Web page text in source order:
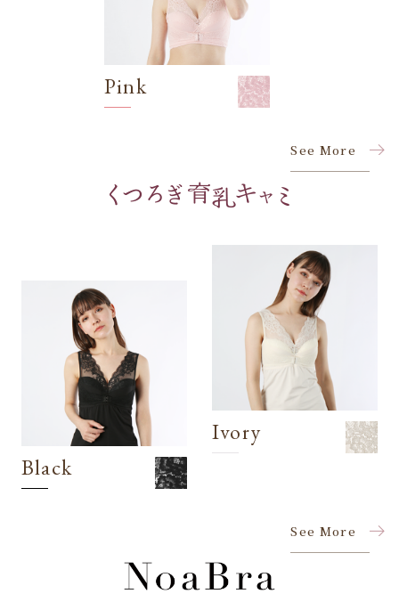
Pink
See More
Black
Ivory
See More